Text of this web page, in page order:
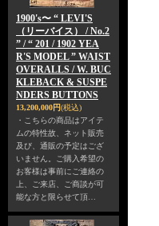
1900's〜 “ LEVI'S
（リーバイス） / No.2
” / “ 201 / 1902 YEA
R'S MODEL ” WAIST
OVERALLS / W. BUC
KLEBACK & SUSPE
NDERS BUTTONS
13,200,000円(税込)
・こちらの商品はアイテ
ムの特性故、ネット販売
及び、通販の予定はござ
いません。ご購入希望の
お客様は事前にご連絡の
上、ご来店、ご商談が可
能な方と限らせて頂…